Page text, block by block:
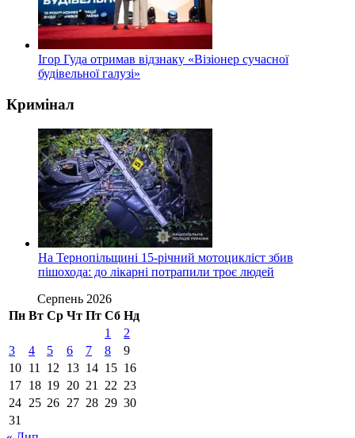
Ігор Гуда отримав відзнаку «Візіонер сучасної
будівельної галузі»
Кримінал
На Тернопільщині 15-річний мотоцикліст збив
пішохода: до лікарні потрапили троє людей
Серпень 2026
Пн Вт Ср Чт Пт Сб Нд
1
2
3
4 5 6 7 8
9
10 11 12 13 14 15 16
17 18 19 20 21 22 23
24 25 26 27 28 29 30
31